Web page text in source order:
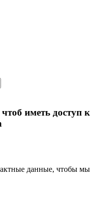
иметь доступ к
данные, чтобы мы